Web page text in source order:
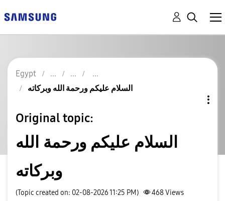
Egypt
السلام عليكم ورحمة الله وبركاته
Original topic:
السلام عليكم ورحمة الله
وبركاته
(Topic created on: 02-08-2026 11:25 PM) 468Views